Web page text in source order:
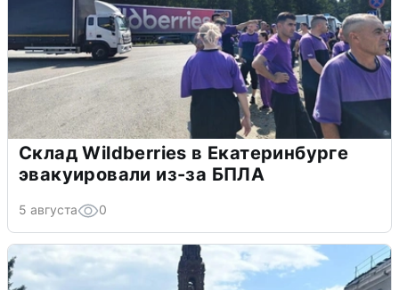
Склад Wildberries в Екатеринбурге
эвакуировали из-за БПЛА
5 августа 0